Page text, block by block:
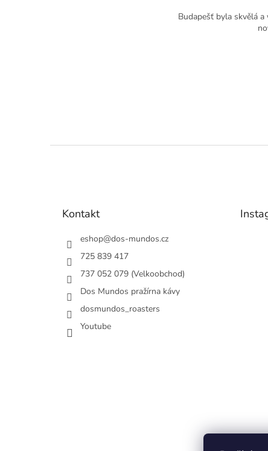
Budapešť byla skvělá
Kontakt
eshop@dos-mundos.cz
725 839 417
737 052 079 (Velkoobchod)
Dos Mundos pražírna kávy
dosmundos_roasters
Youtube